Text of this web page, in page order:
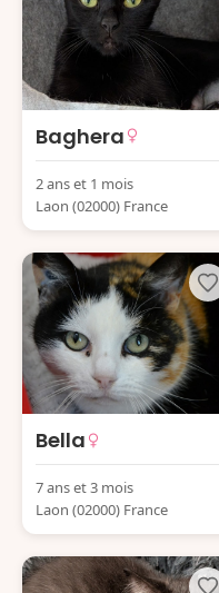
Baghera
2 ans et 1 mois
Laon (02000) France
Bella
7 ans et 3 mois
Laon (02000) France